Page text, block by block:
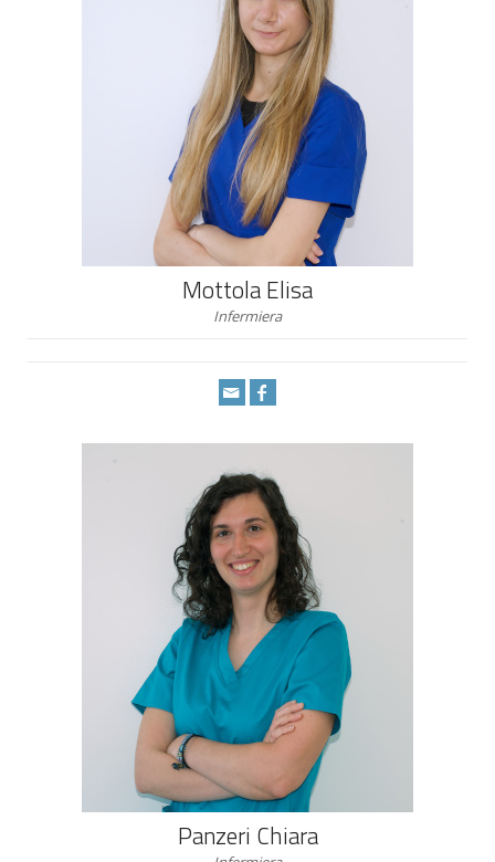
Mottola Elisa
Infermiera
Panzeri Chiara